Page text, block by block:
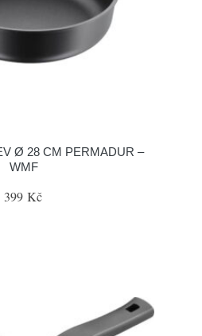
Ø 28 CM PERMADUR –
WMF
399 Kč